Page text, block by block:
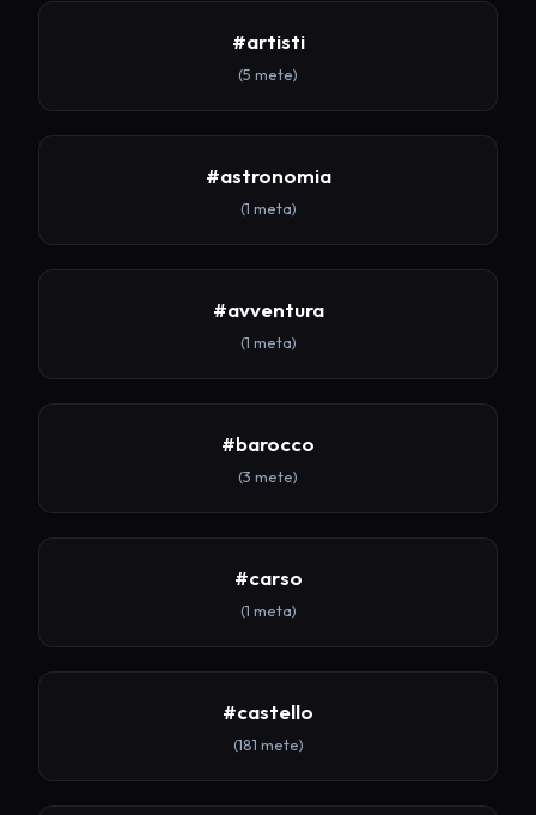
#artisti
(5 mete)
#astronomia
(1 meta)
#avventura
(1 meta)
#barocco
(3 mete)
#carso
(1 meta)
#castello
(181 mete)